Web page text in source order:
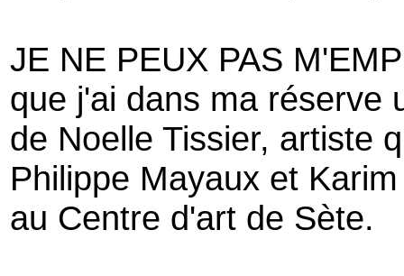
JE NE PEUX PAS
que j'ai dans ma réserve
de Noelle Tissier, artiste
Philippe Mayaux et
au Centre d'art de Sète.